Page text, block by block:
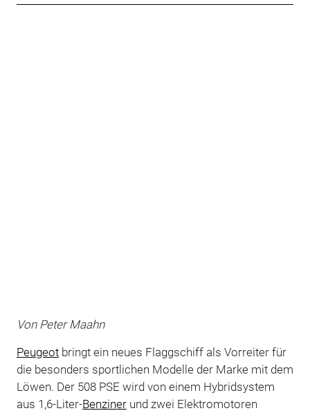
Von Peter Maahn
Peugeotbringt ein neues Flaggschiff als Vorreiter für
die besonders sportlichen Modelle der Marke mit dem
Löwen. Der 508 PSE wird von einem Hybridsystem
aus 1,6-Liter-Benzinerund zwei Elektromotoren